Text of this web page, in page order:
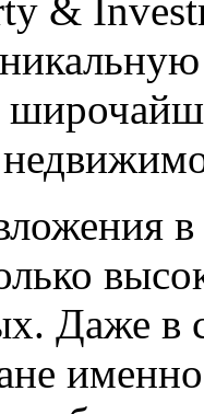
&
Даже в